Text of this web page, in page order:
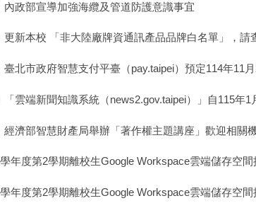
內政部宣導加強海纜及管道防護意識事宜
更新本校 「非大陸廠牌資通訊產品品牌白名單」，請
臺北市政府智慧支付平臺（pay.taipei）預定114年11
「雲端新聞知識系統（news2.gov.taipei）」自115年
經濟部智慧財產局舉辦「著作權主題講座」歡迎相關
年度第2學期離校生Google Workspace雲端儲存空
年度第2學期離校生Google Workspace雲端儲存空